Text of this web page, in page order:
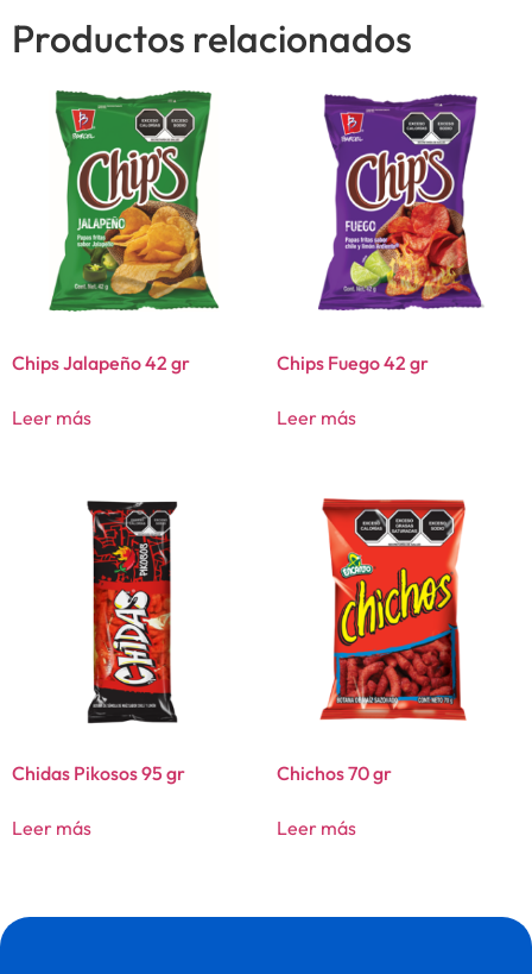
Productos relacionados
Chips Jalapeño 42 gr
Leer más
Chips Fuego 42 gr
Leer más
Chidas Pikosos 95 gr
Leer más
Chichos 70 gr
Leer más